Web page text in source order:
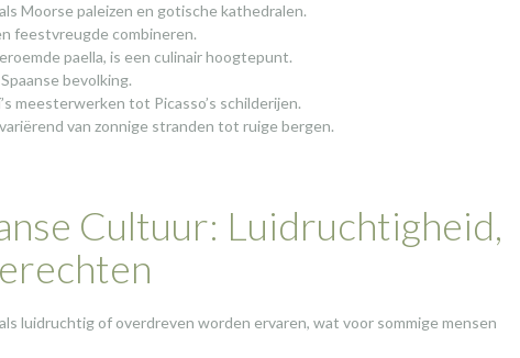
Moorse paleizen en gotische kathedralen.
feestvreugde combineren.
paella, is een culinair hoogtepunt.
bevolking.
meesterwerken tot Picasso’s schilderijen.
van zonnige stranden tot ruige bergen.
Cultuur: Luidruchtigheid,
luidruchtig of overdreven worden ervaren, wat voor sommige mensen